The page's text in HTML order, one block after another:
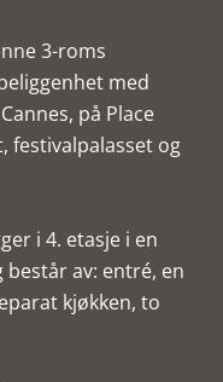
3-roms
med
på Place
festivalpalasset og
i 4. etasje i en
av: entré, en
kjøkken, to